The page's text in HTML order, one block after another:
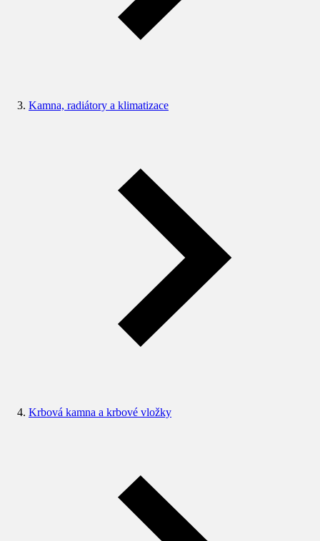
Kamna, radiátory a klimatizace
Krbová kamna a krbové vložky